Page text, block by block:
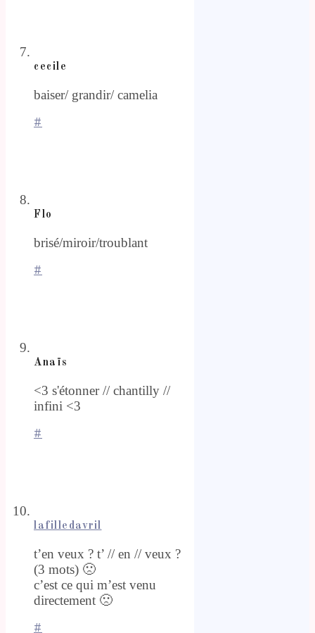
cecile
baiser/ grandir/ camelia
#
Flo
brisé/miroir/troublant
#
Anaïs
<3 s'étonner // chantilly //
infini <3
#
lafilledavril
t’en veux ? t’ // en // veux ?
(3 mots) 🙁
c’est ce qui m’est venu
directement 🙁
#